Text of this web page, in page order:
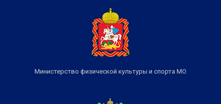
Министерство физической культуры и спорта МО